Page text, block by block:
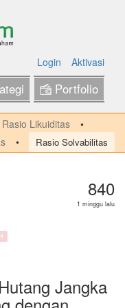
Login Aktivasi
Portfolio
Rasio Likuiditas
Rasio Solvabilitas
840
1 minggu lalu
Jangka